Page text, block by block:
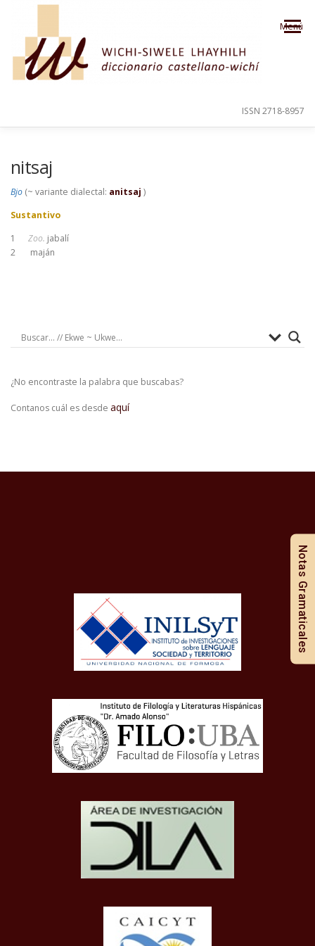
Saltar al contenido
Menú
ISSN 2718-8957
nitsaj
Bjo (~ variante dialectal: anitsaj )
Sustantivo
1 Zoo. jabalí
2
maján
¿No encontraste la palabra que buscabas?
Contanos cuál es desde aquí
Notas Gramaticales